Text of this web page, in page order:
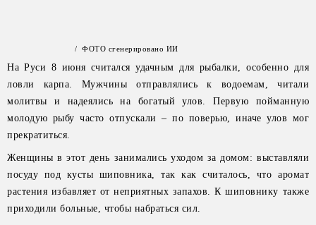
/ ФОТО сгенерировано ИИ
На Руси 8 июня считался удачным для рыбалки, особенно для
ловли карпа. Мужчины отправлялись к водоемам, читали
молитвы и надеялись на богатый улов. Первую пойманную
молодую рыбу часто отпускали – по поверью, иначе улов мог
прекратиться.
Женщины в этот день занимались уходом за домом: выставляли
посуду под кусты шиповника, так как считалось, что аромат
растения избавляет от неприятных запахов. К шиповнику также
приходили больные, чтобы набраться сил.